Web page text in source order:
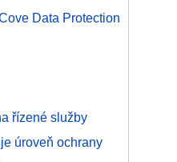
Data Protection
řízené služby
úroveň ochrany